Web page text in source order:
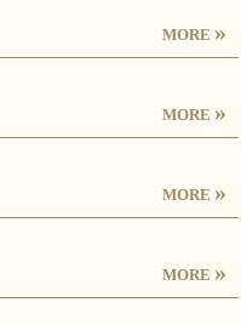
MORE »
MORE »
MORE »
MORE »